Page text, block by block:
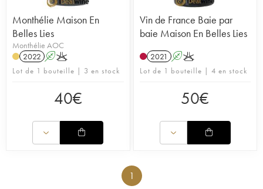
Monthélie Maison En
Belles Lies
Monthélie AOC
2022 AK
Lot de 1 bouteille | 3 en stock
40€
Vin de France Baie par
baie Maison En Belles Lies
2021 AK
Lot de 1 bouteille | 4 en stock
50€
1